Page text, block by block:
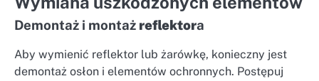
Demontaż i montaż reflektora
Aby wymienić reflektor lub żarówkę, konieczny jest
demontaż osłon i elementów ochronnych. Postępuj